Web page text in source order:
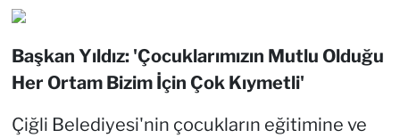
Başkan Yıldız: 'Çocuklarımızın Mutlu Olduğu
Her Ortam Bizim İçin Çok Kıymetli'
Çiğli Belediyesi'nin çocukların eğitimine ve